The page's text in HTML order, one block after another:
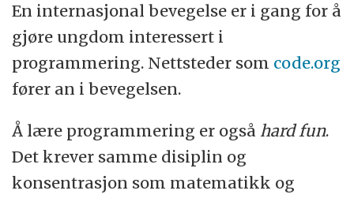
En internasjonal bevegelse er i gang for å
gjøre ungdom interessert i
programmering. Nettsteder som code.org
fører an i bevegelsen.
Å lære programmering er også hard fun.
Det krever samme disiplin og
konsentrasjon som matematikk og